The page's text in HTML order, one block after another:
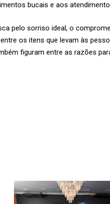
bucais e aos
pelo sorriso ideal, o
os itens que levam às
figuram entre as razões